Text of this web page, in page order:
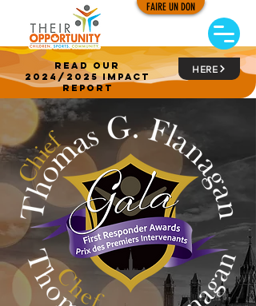
read our
2024/2025 impact
report
HERE
FAIRE UN DON